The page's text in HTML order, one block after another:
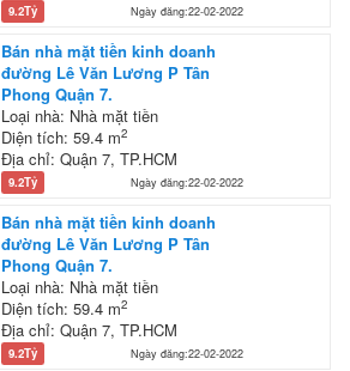
9.2Tỷ Ngày đăng:22-02-2022
Bán nhà mặt tiền kinh doanh
đường Lê Văn Lương P Tân
Phong Quận 7.
Loại nhà: Nhà mặt tiền
Diện tích: 59.4 m2
Địa chỉ: Quận 7, TP.HCM
9.2Tỷ Ngày đăng:22-02-2022
Bán nhà mặt tiền kinh doanh
đường Lê Văn Lương P Tân
Phong Quận 7.
Loại nhà: Nhà mặt tiền
Diện tích: 59.4 m2
Địa chỉ: Quận 7, TP.HCM
9.2Tỷ Ngày đăng:22-02-2022